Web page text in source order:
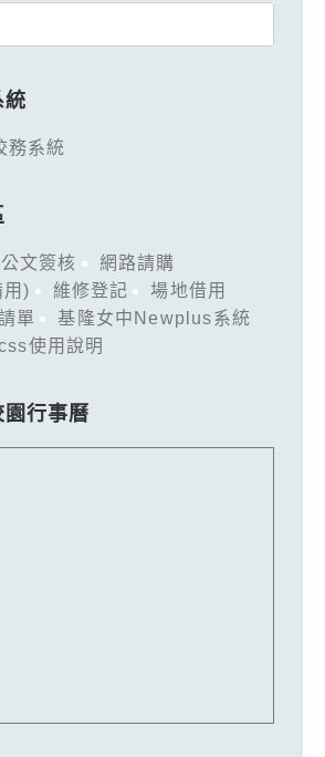
統
務系統
公文簽核
網路請購
用)
維修登記
場地借用
單
基隆女中Newplus系統
使用說明
行事曆